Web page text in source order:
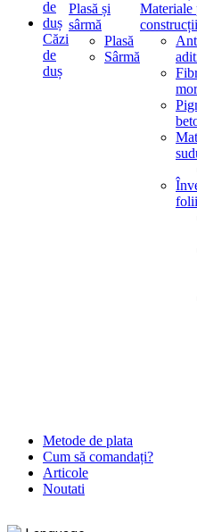
Căzi
de
duș
Plasă și
sârmă
Plasă
Sârmă
Materiale
construcții
folii
Metode de plata
Cum să comandați?
Articole
Noutati